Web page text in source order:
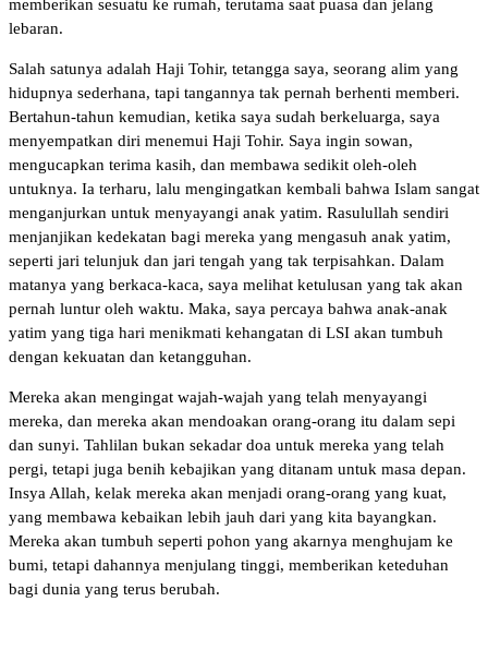
memberikan sesuatu ke rumah, terutama saat puasa dan jelang
lebaran.
Salah satunya adalah Haji Tohir, tetangga saya, seorang alim yang
hidupnya sederhana, tapi tangannya tak pernah berhenti memberi.
Bertahun-tahun kemudian, ketika saya sudah berkeluarga, saya
menyempatkan diri menemui Haji Tohir. Saya ingin sowan,
mengucapkan terima kasih, dan membawa sedikit oleh-oleh
untuknya. Ia terharu, lalu mengingatkan kembali bahwa Islam sangat
menganjurkan untuk menyayangi anak yatim. Rasulullah sendiri
menjanjikan kedekatan bagi mereka yang mengasuh anak yatim,
seperti jari telunjuk dan jari tengah yang tak terpisahkan. Dalam
matanya yang berkaca-kaca, saya melihat ketulusan yang tak akan
pernah luntur oleh waktu. Maka, saya percaya bahwa anak-anak
yatim yang tiga hari menikmati kehangatan di LSI akan tumbuh
dengan kekuatan dan ketangguhan.
Mereka akan mengingat wajah-wajah yang telah menyayangi
mereka, dan mereka akan mendoakan orang-orang itu dalam sepi
dan sunyi. Tahlilan bukan sekadar doa untuk mereka yang telah
pergi, tetapi juga benih kebajikan yang ditanam untuk masa depan.
Insya Allah, kelak mereka akan menjadi orang-orang yang kuat,
yang membawa kebaikan lebih jauh dari yang kita bayangkan.
Mereka akan tumbuh seperti pohon yang akarnya menghujam ke
bumi, tetapi dahannya menjulang tinggi, memberikan keteduhan
bagi dunia yang terus berubah.